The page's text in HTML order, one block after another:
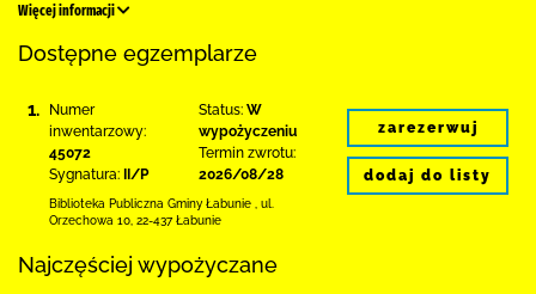
Więcej informacji
Dostępne egzemplarze
1.
Numer
inwentarzowy:
45072
Sygnatura:
II/P
Status: W
wypożyczeniu
Termin zwrotu:
2026/08/28
Biblioteka Publiczna Gminy Łabunie
ul.
Orzechowa 10 22-437 Łabunie
zarezerwuj
dodaj do listy
Najczęściej wypożyczane